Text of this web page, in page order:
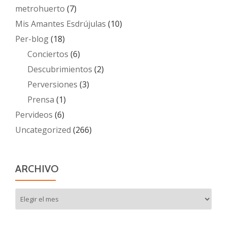
metrohuerto (7)
Mis Amantes Esdrújulas (10)
Per-blog(18)
Conciertos (6)
Descubrimientos (2)
Perversiones (3)
Prensa (1)
Pervideos (6)
Uncategorized (266)
ARCHIVO